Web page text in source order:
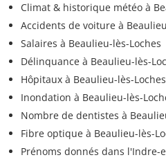
Climat & historique météo à
Accidents de voiture à
Salaires à Beaulieu-lès-Loches
Délinquance à Beaulieu-lès-
Hôpitaux à Beaulieu-lès-Loches
Inondation à Beaulieu-lès-
Nombre de dentistes à
Fibre optique à Beaulieu-lès-
Prénoms donnés dans l'Indre-